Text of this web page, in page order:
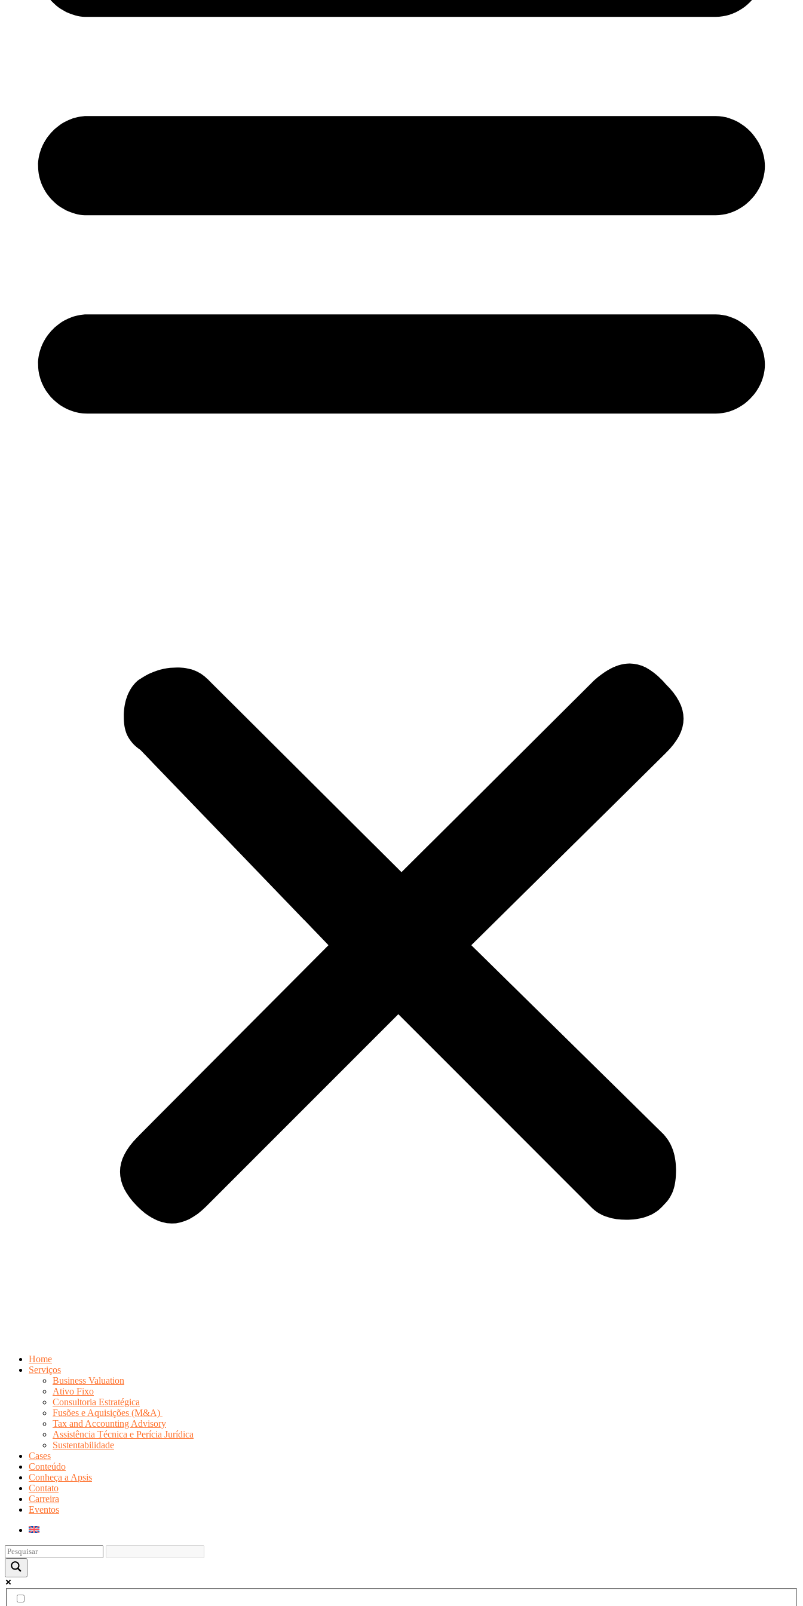
Home
Serviços
Business Valuation
Ativo Fixo
Consultoria Estratégica
Fusões e Aquisições (M&A)
Tax and Accounting Advisory
Assistência Técnica e Perícia Jurídica
Sustentabilidade
Cases
Conteúdo
Conheça a Apsis
Contato
Carreira
Eventos